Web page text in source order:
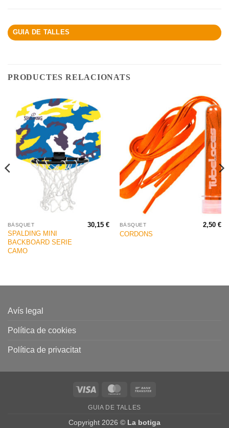
GUIA DE TALLES
PRODUCTES RELACIONATS
BÀSQUET
SPALDING MINI
BACKBOARD SERIE
CAMO
30,15€ BÀSQUET
CORDONS
2,50€
Avís legal
Política de cookies
Política de privacitat
Visa MasterCard
GUIA DE TALLES
Copyright 2026 © La botiga